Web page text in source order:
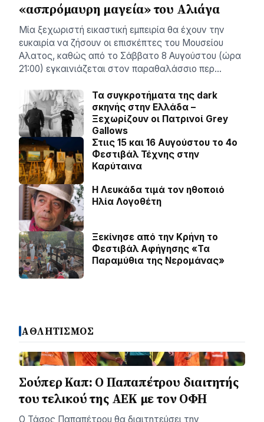
«ασπρόμαυρη μαγεία» του Αλιάγα
Μία ξεχωριστή εικαστική εμπειρία θα έχουν την
ευκαιρία να ζήσουν οι επισκέπτες του Μουσείου
Αλατος, καθώς από το Σάββατο 8 Αυγούστου (ώρα
21:00) εγκαινιάζεται στον παραθαλάσσιο περ…
Τα συγκροτήματα της dark
σκηνής στην Ελλάδα –
Ξεχωρίζουν οι Πατρινοί Grey
Gallows
Στιις 15 και 16 Αυγούστου το 4ο
Φεστιβάλ Τέχνης στην
Καρύταινα
Η Λευκάδα τιμά τον ηθοποιό
Ηλία Λογοθέτη
Ξεκίνησε από την Κρήνη το
Φεστιβάλ Αφήγησης «Τα
Παραμύθια της Νερομάνας»
ΑΘΛΗΤΙΣΜΟΣ
Σούπερ Καπ: Ο Παπαπέτρου διαιτητής
του τελικού της ΑΕΚ με τον ΟΦΗ
Ο Τάσος Παπαπέτρου θα διαιτητεύσει την